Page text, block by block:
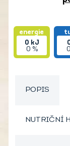
energie
0 kJ
0 %
POPIS
NUTRIČNÍ